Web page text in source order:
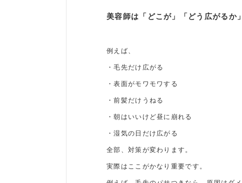
美容師は「どこが」「どう広がるか
例えば、
・毛先だけ広がる
・表面がモワモワする
・前髪だけうねる
・朝はいいけど昼に崩れる
・湿気の日だけ広がる
全部、対策が変わります。
実際はここがかなり重要です。